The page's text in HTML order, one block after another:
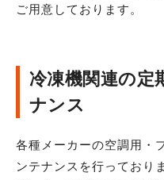
ご用意しております。
冷凍機関連の定
ナンス
各種メーカーの空調用・
ンテナンスを行っており